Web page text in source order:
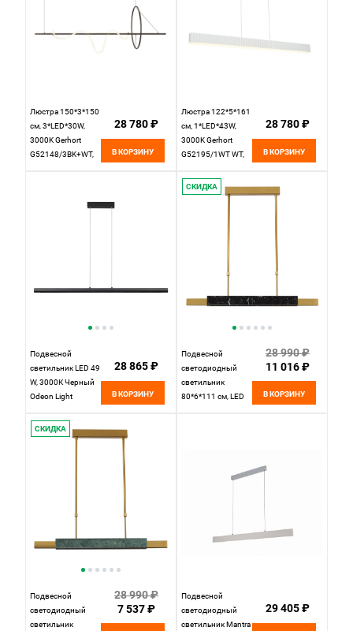
Люстра 150*3*150
см, 3*LED*30W,
3000K Gerhort
G52148/3BK+WT,
28 780 ₽
В КОРЗИНУ
Люстра 122*5*161
см, 1*LED*43W,
3000K Gerhort
G52195/1WT WT,
28 780 ₽
В КОРЗИНУ
Подвесной
светильник LED 49
W, 3000К Черный
Odeon Light
IP20
28 865 ₽
В КОРЗИНУ
СКИДКА
Подвесной
светодиодный
светильник
80*6*111 см, LED
28 990 ₽
11 016 ₽
В КОРЗИНУ
СКИДКА
Подвесной
светодиодный
светильник
28 990 ₽
7 537 ₽
Подвесной
светодиодный
светильник Mantra
29 405 ₽